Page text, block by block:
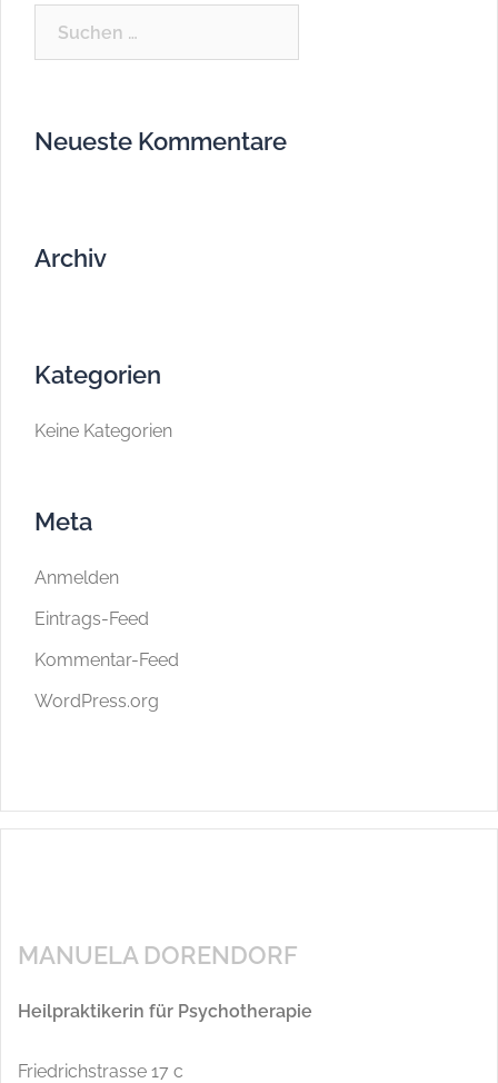
Neueste Kommentare
Archiv
Kategorien
Keine Kategorien
Meta
Anmelden
Eintrags-Feed
Kommentar-Feed
WordPress.org
MANUELA DORENDORF
Heilpraktikerin für Psychotherapie
Friedrichstrasse 17 c